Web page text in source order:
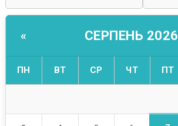
« СЕРПЕНЬ 2026
ПН ВТ СР ЧТ ПТ